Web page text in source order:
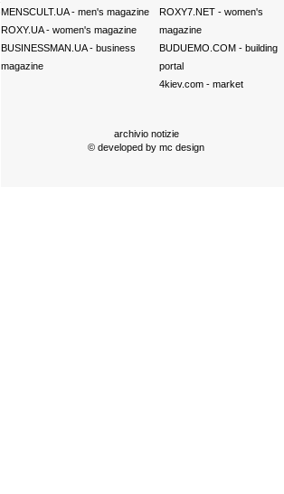
MENSCULT.UA- men's magazine
ROXY.UA- women's magazine
BUSINESSMAN.UA- business
magazine
ROXY7.NET- women's
magazine
BUDUEMO.COM- building
portal
4kiev.com- market
archivio notizie
© developed by mc design